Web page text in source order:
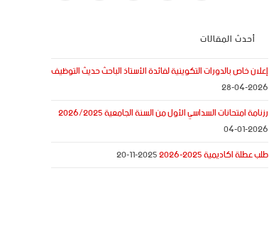
أحدث المقالات
إعلان خاص بالدورات التكوينية لفائدة الأستاذ الباحث حديث التوظيف
2026-04-28
رزنامة امتحانات السداسي الأول من السنة الجامعية 2026/2025
2026-01-04
طلب عطلة اكاديمية 2025-2026
2025-11-20